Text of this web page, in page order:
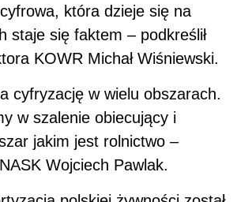
która dzieje się na
staje się faktem – podkreślił
KOWR Michał Wiśniewski.
cyfryzację w wielu obszarach.
w szalenie obiecujący i
jakim jest rolnictwo –
Wojciech Pawlak.